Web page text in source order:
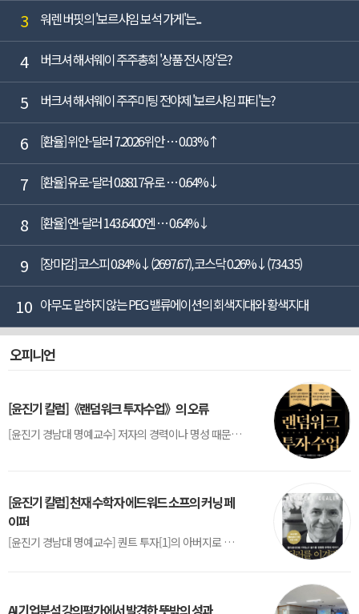
3 워렌 버핏의 '보르샤임 보석 가게'는...
4 버크셔 해서웨이 주주총회 '상품 전시장'은?
5 버크셔 해서웨이 주주미팅 전야제 '보르샤임 파티'는?
6 [환율] 위안-달러 7.2026위안 … 0.03%↑
7 [환율] 유로-달러 0.8817유로 … 0.64%↓
8 [환율] 엔-달러 143.6400엔 … 0.64%↓
9 [장마감] 코스피 0.84%↓(2697.67), 코스닥 0.26%↓(734.35)
10 아무도 말하지 않는 PEG 밸류에이션의 회색지대와 황색지대
오피니언
[윤진기 칼럼]《랜덤워크 투자수업》의 오류
[윤진기 경남대 명예교수] 저자의 경력이나 명성 때문인지 2020년에 번역 출판된 《랜덤워크 투자수업》(A Random Walk Down Wall Street) 12판은 표지부터가 거창하다. ‘45년간 12번 개정하며 철저히 검증한 투자서’, ‘전문가 부럽지 않은 투자 감각을 길러주는 위대한 투자지침서’ 라는 은빛 광고문구로 독자를 유혹한다.[1] 출판 50주...
[윤진기 칼럼] 천재 수학자 에드워드 소프의 커닝 페
이퍼
[윤진기 경남대 명예교수] 퀀트 투자[1]의 아버지로 불리는 에드워드 소프(Edward O. Thorp)는 수학계에서 천재로 알려진 인물이다. 그는 수학자이지만, 투자 업계에도 여러 가지 흥미로운 일화를 남겼다.수학을 이용하여 카지노를 이길 수 있는지가 궁금했던 그는 동료 교수가 소개해 준 블랙잭(Blackjack) 전략의 핵심을 손바닥 크기의 종이에 요...